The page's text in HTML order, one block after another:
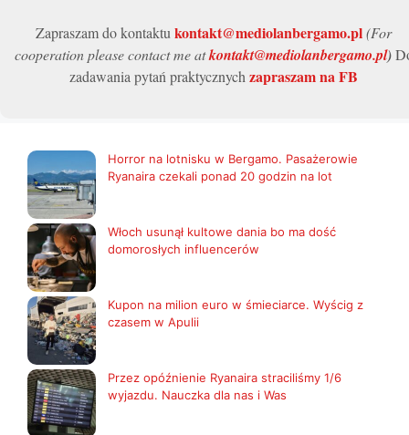
Zapraszam do kontaktu kontakt@mediolanbergamo.pl(For
cooperation please contact me atkontakt@mediolanbergamo.pl)
zadawania pytań praktycznych zapraszam na FB
Horror na lotnisku w Bergamo. Pasażerowie
Ryanaira czekali ponad 20 godzin na lot
Włoch usunął kultowe dania bo ma dość
domorosłych influencerów
Kupon na milion euro w śmieciarce. Wyścig z
czasem w Apulii
Przez opóźnienie Ryanaira straciliśmy 1/6
wyjazdu. Nauczka dla nas i Was